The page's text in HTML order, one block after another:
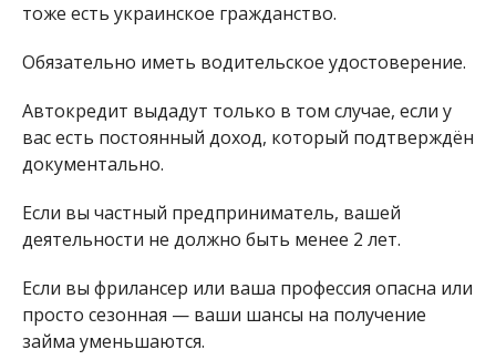
тоже есть украинское гражданство.
Обязательно иметь водительское удостоверение.
Автокредит выдадут только в том случае, если у
вас есть постоянный доход, который подтверждён
документально.
Если вы частный предприниматель, вашей
деятельности не должно быть менее 2 лет.
Если вы фрилансер или ваша профессия опасна или
просто сезонная — ваши шансы на получение
займа уменьшаются.